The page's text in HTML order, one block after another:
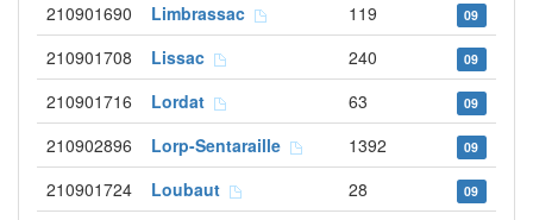
210901690 Limbrassac 119 09
210901708 Lissac 240 09
210901716 Lordat 63 09
210902896 Lorp-Sentaraille 1392 09
210901724 Loubaut 28 09